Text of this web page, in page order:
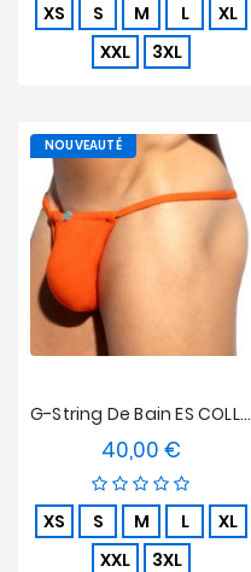
XS S M L
XL
XXL
3XL
G-String De Bain ES COLLECTION Terrycloth - Orange
40,00 €
XS S M L
XL
XXL
3XL
NOUVEAUTÉ